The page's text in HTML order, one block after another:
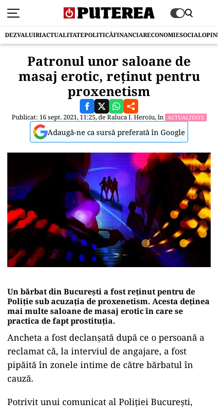
DEZVALUIRIACTUALITATEPOLITICĂFINANCIARECONOMIESOCIAL
Patronul unor saloane de
masaj erotic, reținut pentru
proxenetism
Publicat: 16 sept. 2021, 11:25, deRaluca I. Heroiu, în ACTUALITATE
Adaugă-ne ca sursă preferată în Google
Un bărbat din București a fost reținut pentru de
Poliție sub acuzația de proxenetism. Acesta deținea
mai multe saloane de masaj erotic în care se
practica de fapt prostituția.
Ancheta a fost declanșată după ce o persoană a
reclamat că, la interviul de angajare, a fost
pipăită în zonele intime de către bărbatul în
cauză.
Potrivit unui comunicat al Poliției București,